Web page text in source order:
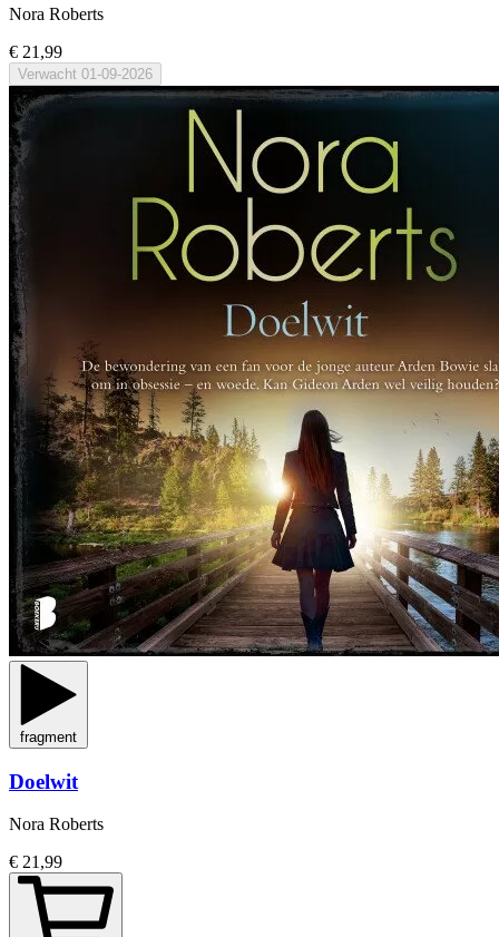
Nora Roberts
€ 21,99
Verwacht 01-09-2026
fragment
Doelwit
Nora Roberts
€ 21,99